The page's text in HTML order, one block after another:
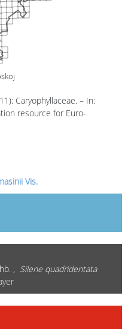
Caryophyllaceae. – In:
resource for Euro-
Vis.
, Silene quadridentata